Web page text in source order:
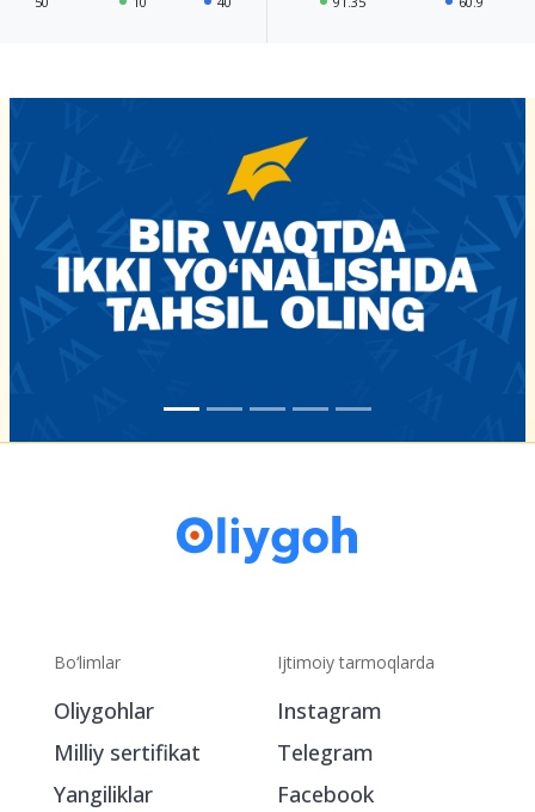
Bo‘limlar
Oliygohlar
Milliy sertifikat
Yangiliklar
Ijtimoiy tarmoqlarda
Instagram
Telegram
Facebook